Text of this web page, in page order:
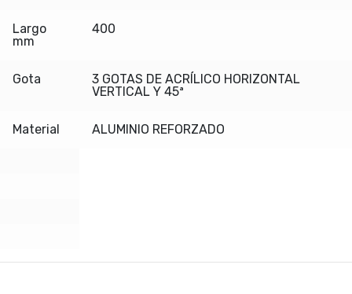
Largo
mm
400
Gota
3 GOTAS DE ACRÍLICO HORIZONTAL
VERTICAL Y 45ª
Material ALUMINIO REFORZADO